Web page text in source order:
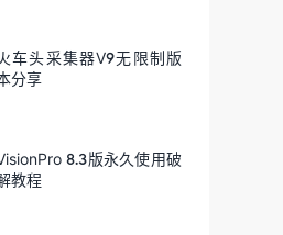
车头采集器V9无限制版
分享
8.3版永久使用破
教程